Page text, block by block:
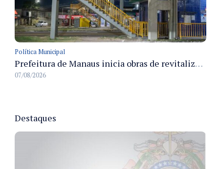
Política Municipal
Prefeitura de Manaus inicia obras de revitalização na passarela Max Teixeira para ampliar segurança e mobilidade urbana
07/08/2026
Destaques